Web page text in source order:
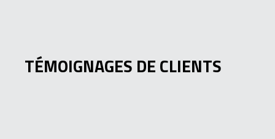
TÉMOIGNAGES DE CLIENTS